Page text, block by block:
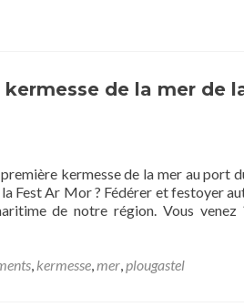
de la mer de
kermesse de la mer au port
Fest Ar Mor ? Fédérer et festoyer
de notre région. Vous venez
, kermesse,mer,plougastel